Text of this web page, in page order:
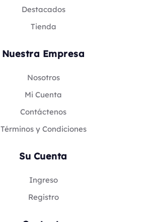
Destacados
Tienda
Nuestra Empresa
Nosotros
Mi Cuenta
Contáctenos
Términos y Condiciones
Su Cuenta
Ingreso
Registro